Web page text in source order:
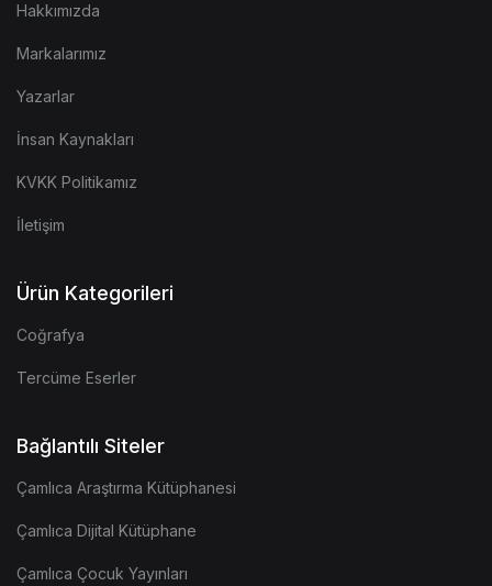
Hakkımızda
Markalarımız
Yazarlar
İnsan Kaynakları
KVKK Politikamız
İletişim
Ürün Kategorileri
Coğrafya
Tercüme Eserler
Bağlantılı Siteler
Çamlıca Araştırma Kütüphanesi
Çamlıca Dijital Kütüphane
Çamlıca Çocuk Yayınları